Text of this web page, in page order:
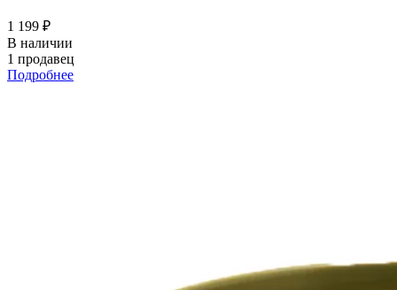
1 199 ₽
В наличии
1 продавец
Подробнее